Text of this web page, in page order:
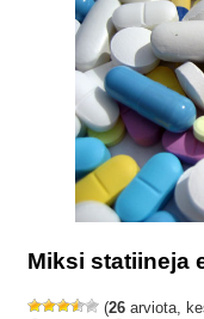
Miksi statiineja
(26 arviota,